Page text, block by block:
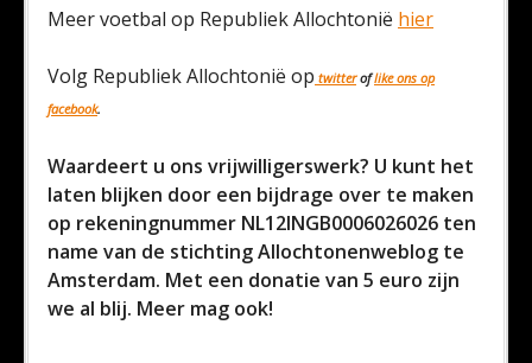
Meer voetbal op Republiek Allochtonië hier
Volg Republiek Allochtonië op twitteroflike ons op
facebook.
Waardeert u ons vrijwilligerswerk? U kunt het
laten blijken door een bijdrage over te maken
op rekeningnummer NL12INGB0006026026 ten
name van de stichting Allochtonenweblog te
Amsterdam. Met een donatie van 5 euro zijn
we al blij. Meer mag ook!